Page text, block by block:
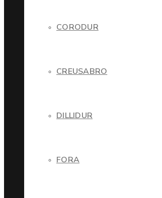
CORODUR
CREUSABRO
DILLIDUR
FORA